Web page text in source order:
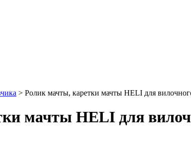
> Ролик мачты, каретки мачты HELI для
мачты HELI для